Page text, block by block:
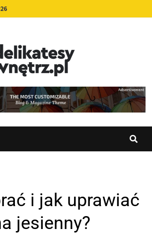
i jak uprawiać
jesienny?